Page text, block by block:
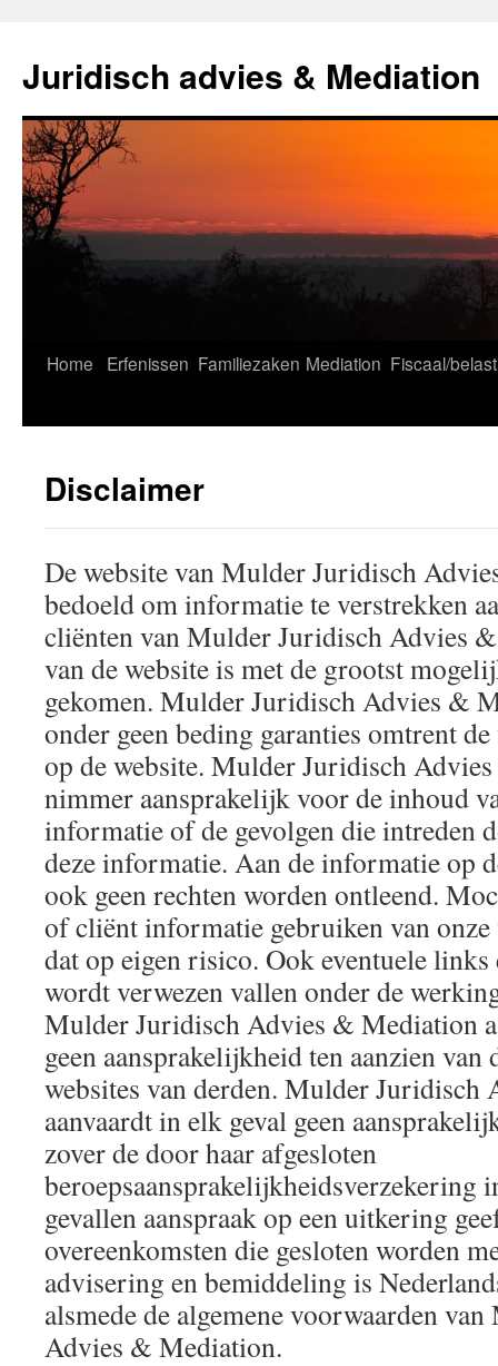
inhoud
Juridisch advies & Mediation
Home Erfenissen Familiezaken Mediation Fiscaal/
Disclaimer
De website van Mulder Juridisch
bedoeld om informatie te verstrekken
cliënten van Mulder Juridisch Advies
van de website is met de grootst
gekomen. Mulder Juridisch Advies &
onder geen beding garanties omtrent
op de website. Mulder Juridisch
nimmer aansprakelijk voor de inhoud
informatie of de gevolgen die intreden
deze informatie. Aan de informatie op
ook geen rechten worden ontleend.
of cliënt informatie gebruiken van onze
dat op eigen risico. Ook eventuele links
wordt verwezen vallen onder de
Mulder Juridisch Advies & Mediation
geen aansprakelijkheid ten aanzien van
websites van derden. Mulder
aanvaardt in elk geval geen
zover de door haar afgesloten
beroepsaansprakelijkheidsverzekering
gevallen aanspraak op een uitkering
overeenkomsten die gesloten worden
advisering en bemiddeling is
alsmede de algemene voorwaarden
Advies & Mediation.